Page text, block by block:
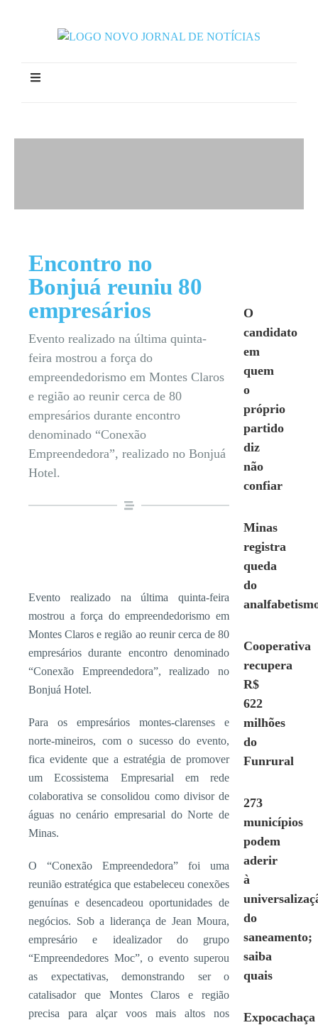
Encontro no
Bonjuá reuniu 80
empresários
Evento realizado na última quinta-
feira mostrou a força do
empreendedorismo em Montes Claros
e região ao reunir cerca de 80
empresários durante encontro
denominado “Conexão
Empreendedora”, realizado no Bonjuá
Hotel.
Evento realizado na última quinta-feira
mostrou a força do empreendedorismo em
Montes Claros e região ao reunir cerca de 80
empresários durante encontro denominado
“Conexão Empreendedora”, realizado no
Bonjuá Hotel.
Para os empresários montes-clarenses e
norte-mineiros, com o sucesso do evento,
fica evidente que a estratégia de promover
um Ecossistema Empresarial em rede
colaborativa se consolidou como divisor de
águas no cenário empresarial do Norte de
Minas.
O “Conexão Empreendedora” foi uma
reunião estratégica que estabeleceu conexões
genuínas e desencadeou oportunidades de
negócios. Sob a liderança de Jean Moura,
empresário e idealizador do grupo
“Empreendedores Moc”, o evento superou
as expectativas, demonstrando ser o
catalisador que Montes Claros e região
precisa para alçar voos mais altos nos
O
candidato
em
quem
o
próprio
partido
diz
não
confiar
Minas
registra
queda
do
Cooperativa
recupera
R$
622
milhões
do
Funrural
273
municípios
podem
aderir
à
do
saneamento;
saiba
quais
Expocachaça